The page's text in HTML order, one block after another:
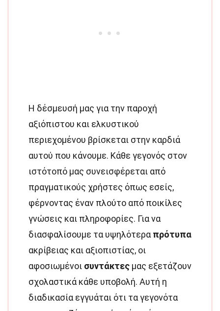
Η δέσμευσή μας για την παροχή
αξιόπιστου και ελκυστικού
περιεχομένου βρίσκεται στην καρδιά
αυτού που κάνουμε. Κάθε γεγονός στον
ιστότοπό μας συνεισφέρεται από
πραγματικούς χρήστες όπως εσείς,
φέρνοντας έναν πλούτο από ποικίλες
γνώσεις και πληροφορίες. Για να
διασφαλίσουμε τα υψηλότερα πρότυπα
ακρίβειας και αξιοπιστίας, οι
αφοσιωμένοι συντάκτες μας εξετάζουν
σχολαστικά κάθε υποβολή. Αυτή η
διαδικασία εγγυάται ότι τα γεγονότα